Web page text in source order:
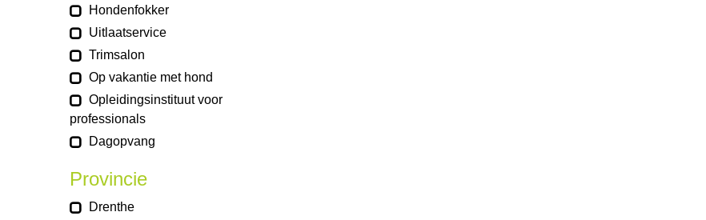
Hondenfokker
Uitlaatservice
Trimsalon
Op vakantie met hond
Opleidingsinstituut voor
professionals
Dagopvang
Provincie
Drenthe